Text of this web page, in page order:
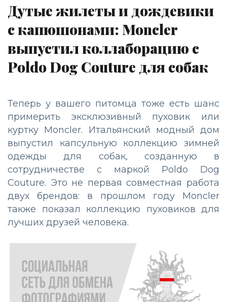
Дутые жилеты и дождевики
с капюшонами: Moncler
выпустил коллаборацию с
Poldo Dog Couture для собак
Теперь у вашего питомца тоже есть шанс
примерить эксклюзивный пуховик или
куртку Moncler. Итальянский модный дом
выпустил капсульную коллекцию зимней
одежды для собак, созданную в
сотрудничестве с маркой Poldo Dog
Couture. Это не первая совместная работа
двух брендов: в прошлом году Moncler
также показал коллекцию пуховиков для
лучших друзей человека.